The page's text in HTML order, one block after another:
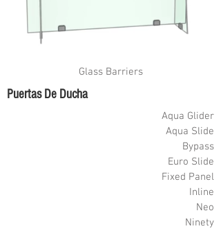
Glass Barriers
Puertas De Ducha
Aqua Glider
Aqua Slide
Bypass
Euro Slide
Fixed Panel
Inline
Neo
Ninety